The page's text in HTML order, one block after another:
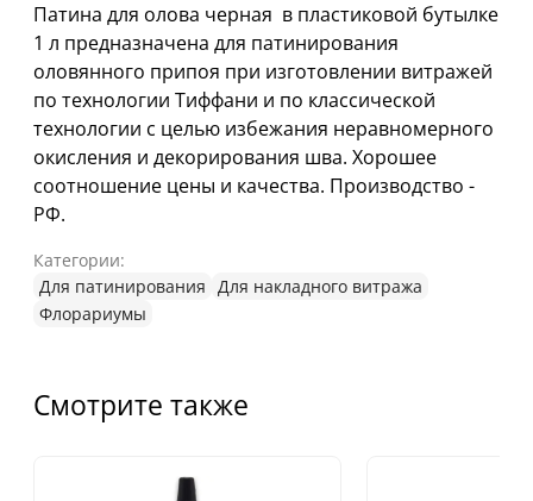
Патина для олова черная в пластиковой бутылке
1 л предназначена для патинирования
оловянного припоя при изготовлении витражей
по технологии Тиффани и по классической
технологии с целью избежания неравномерного
окисления и декорирования шва. Хорошее
соотношение цены и качества. Производство -
РФ.
Категории:
Для патинирования Для накладного витража
Флорариумы
Смотрите также